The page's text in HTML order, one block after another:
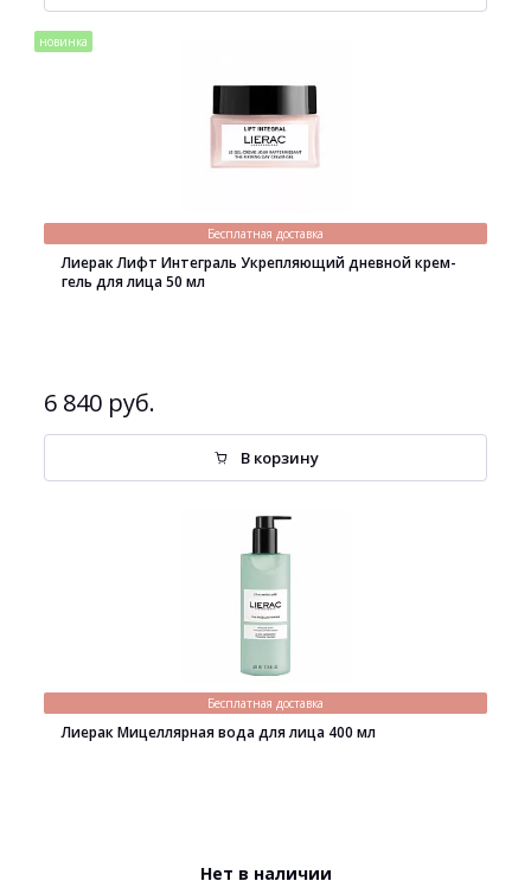
новинка
Бесплатная доставка
Лиерак Лифт Интеграль Укрепляющий дневной крем-
гель для лица 50 мл
6 840 руб.
В корзину
Бесплатная доставка
Лиерак Мицеллярная вода для лица 400 мл
Нет в наличии